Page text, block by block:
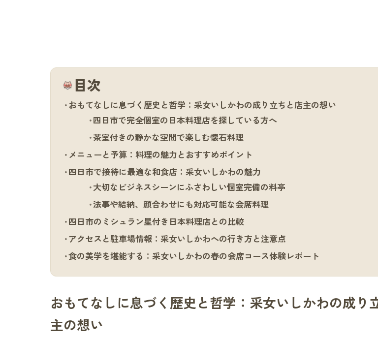
目次
おもてなしに息づく歴史と哲学：采女いしかわの成り立ちと店主の想い
四日市で完全個室の日本料理店を探している方へ
茶室付きの静かな空間で楽しむ懐石料理
メニューと予算：料理の魅力とおすすめポイント
四日市で接待に最適な和食店：采女いしかわの魅力
大切なビジネスシーンにふさわしい個室完備の料亭
法事や結納、顔合わせにも対応可能な会席料理
四日市のミシュラン星付き日本料理店との比較
アクセスと駐車場情報：采女いしかわへの行き方と注意点
食の美学を堪能する：采女いしかわの春の会席コース体験レポート
おもてなしに息づく歴史と哲学：采女いしかわの成り
主の想い